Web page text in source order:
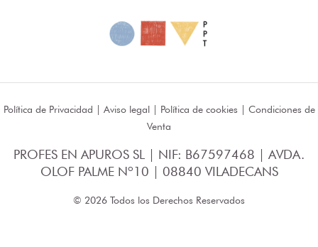
Política de Privacidad | Aviso legal| Política de cookies | Condiciones de
Venta
PROFES EN APUROS SL | NIF: B67597468 | AVDA.
OLOF PALME Nº10 | 08840 VILADECANS
© 2026 Todos los Derechos Reservados